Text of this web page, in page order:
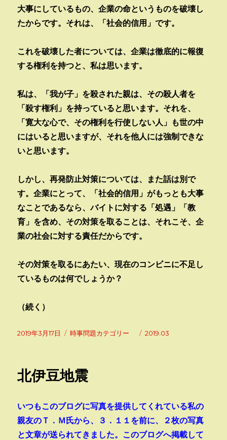
大事にしているもの、企業の命というものを破壊し
たからです。それは、「社会的信用」です。
これを破壊した者については、企業は徹底的に報復
する権利を持つと、私は思います。
私は、「我が子」を殺された親は、その殺人者を
「殺す権利」を持っていると思います。それを、
「寛大な心で、その権利を行使しない人」も世の中
にはいると思いますが、それを他人には強制できな
いと思います。
しかし、再発防止対策については、また話は別で
す。企業にとって、「社会的信用」がもっとも大事
なことであるなら、バイトに対する「処遇」「教
育」を含め、その対策を取ることは、それこそ、企
業の社会に対する責任だからです。
その対策を取るにあたい、現在のコンビニに不足し
ているものは何でしょうか？
（続く）
投
2019年3月17日
カ
ー
時事問題カテゴリー
タ
2019.03
北伊豆地震
いつもこのブログに写真を提供してくれている私の
親友のＴ．Ｍ氏から、３．１１を前に、２枚の写真
と文章が送られてきました。このブログへ掲載して